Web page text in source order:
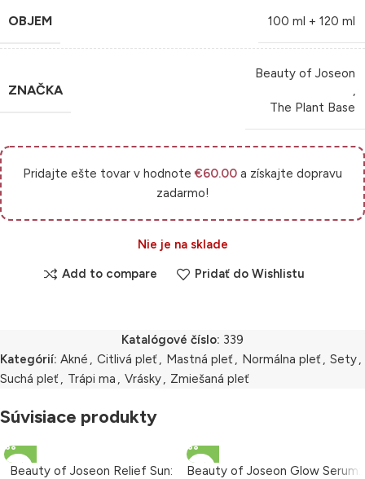
OBJEM 100 ml + 120 ml
ZNAČKA
Beauty of Joseon
,
The Plant Base
Pridajte ešte tovar v hodnote€60.00 a získajte dopravu
zadarmo!
Nie je na sklade
Add to compare Pridať do Wishlistu
Katalógové číslo: 339
Kategórií: Akné , Citlivá pleť, Mastná pleť, Normálna pleť, Sety,
Suchá pleť, Trápi ma , Vrásky, Zmiešaná pleť
Súvisiace produkty
Beauty of Joseon Relief Sun:
Beauty of Joseon Glow Serum: